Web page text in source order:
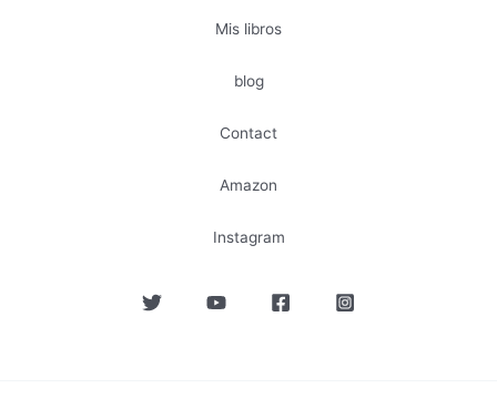
Mis libros
blog
Contact
Amazon
Instagram